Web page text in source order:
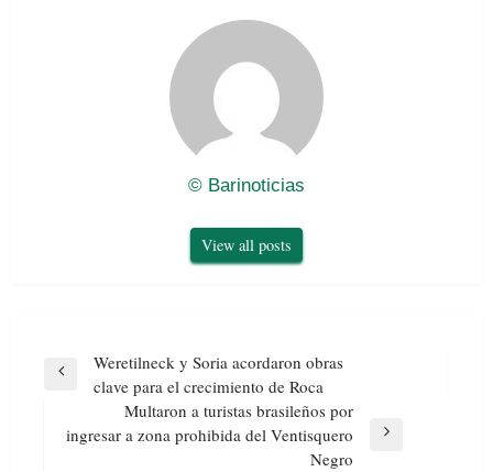
© Barinoticias
View all posts
Navegación
Previous
Weretilneck y Soria acordaron obras
clave para el crecimiento de Roca
Next
Multaron a turistas brasileños por
ingresar a zona prohibida del Ventisquero
Negro